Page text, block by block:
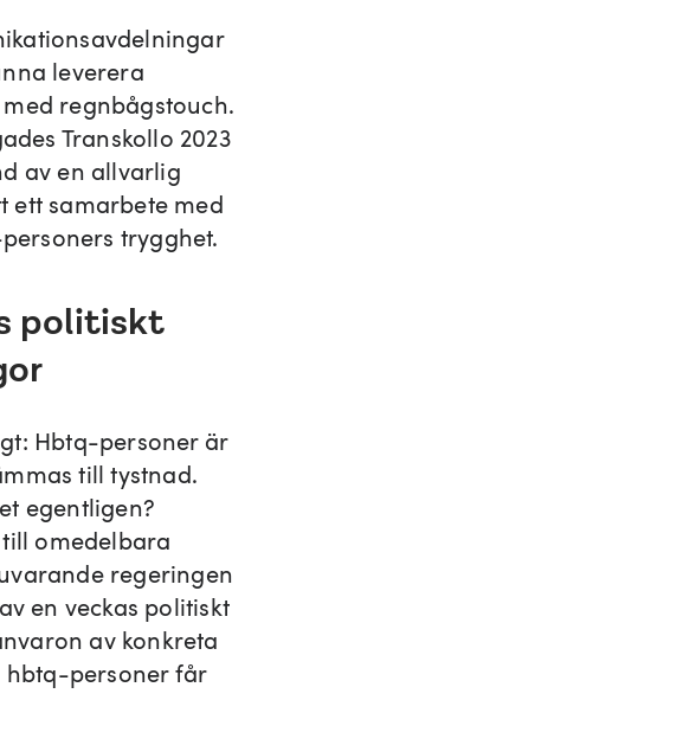
leverera
regnbågstouch.
Transkollo 2023
av en allvarlig
ett samarbete med
trygghet.
politiskt
Hbtq-personer är
till tystnad.
egentligen?
omedelbara
regeringen
en veckas politiskt
av konkreta
hbtq-personer får